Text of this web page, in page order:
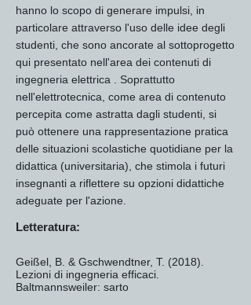
hanno lo scopo di generare impulsi, in
particolare attraverso l'uso delle idee degli
studenti, che sono ancorate al sottoprogetto
qui presentato nell'area dei contenuti di
ingegneria elettrica . Soprattutto
nell'elettrotecnica, come area di contenuto
percepita come astratta dagli studenti, si
può ottenere una rappresentazione pratica
delle situazioni scolastiche quotidiane per la
didattica (universitaria), che stimola i futuri
insegnanti a riflettere su opzioni didattiche
adeguate per l'azione.
Letteratura:
Geißel, B. & Gschwendtner, T. (2018).
Lezioni di ingegneria efficaci.
Baltmannsweiler: sarto